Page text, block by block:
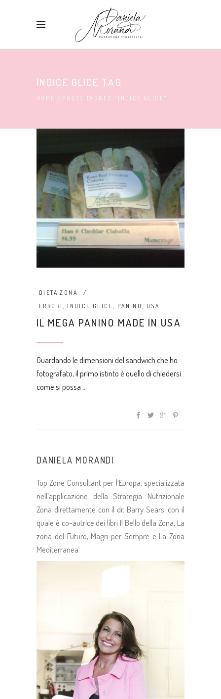
INDICE GLICE TAG
HOME / POSTS TAGGED "INDICE GLICE"
DIETA ZONA
ERRORI, INDICE GLICE, PANINO, USA
IL MEGA PANINO MADE IN USA
Guardando le dimensioni del sandwich che ho
fotografato, il primo istinto è quello di chiedersi
come si possa
DANIELA MORANDI
Top Zone Consultant per l’Europa, specializzata
nell’applicazione della Strategia Nutrizionale
Zona direttamente con il dr. Barry Sears, con il
quale è co-autrice dei libri Il Bello della Zona, La
zona del Futuro, Magri per Sempre e La Zona
Mediterranea.